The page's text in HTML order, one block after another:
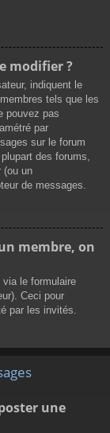
modifier ?
indiquent le
tels que les
pouvez pas
par
sur le forum
des forums,
(ou un
de messages.
membre, on
via le formulaire
Ceci pour
par les invités.
une